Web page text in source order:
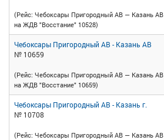
(Рейс: Чебоксары Пригородный АВ — Казань АВ
на ЖДВ "Восстание" 10528)
Чебоксары Пригородный АВ - Казань АВ
№ 10659
(Рейс: Чебоксары Пригородный АВ — Казань АВ
на ЖДВ "Восстание" 10659)
Чебоксары Пригородный АВ - Казань г.
№ 10708
(Рейс: Чебоксары Пригородный АВ — Казань АВ